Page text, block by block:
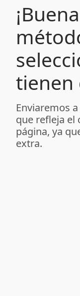
tienen
Enviaremos
que refleja el
página, ya
extra.